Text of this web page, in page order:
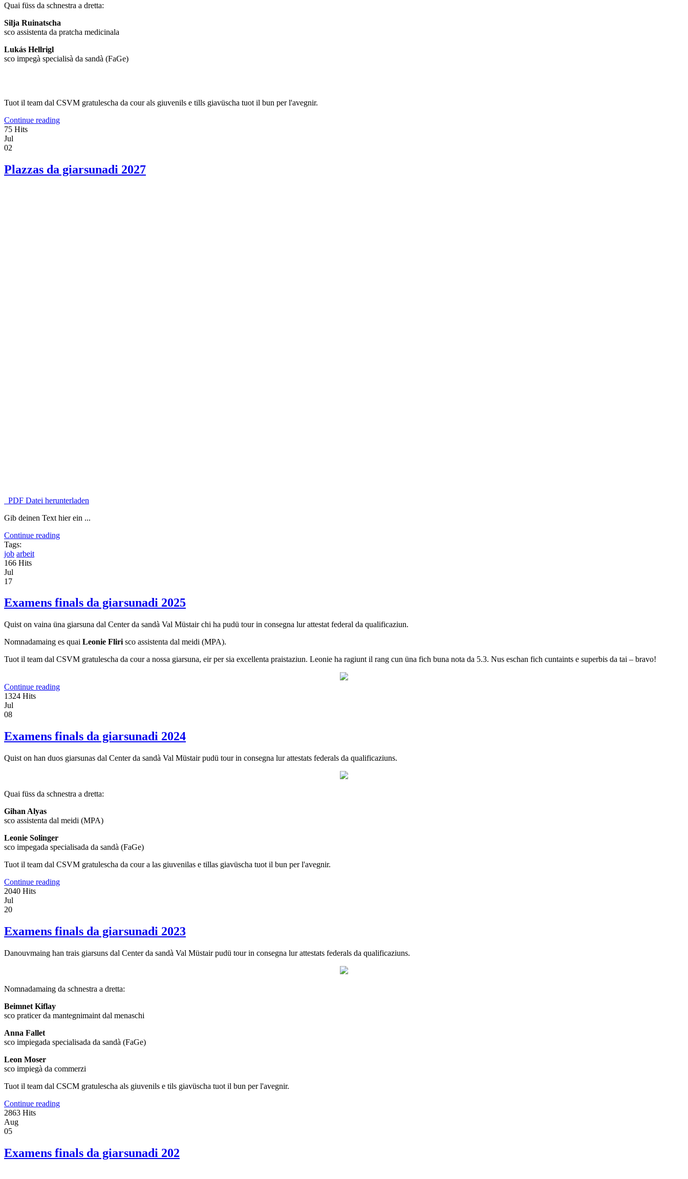
Quai füss da schnestra a dretta:
Silja Ruinatscha
sco assistenta da pratcha medicinala
Lukás Hellrigl
sco impegà specialisà da sandà (FaGe)
Tuot il team dal CSVM gratulescha da cour als giuvenils e tills giavüscha tuot il bun per l'avegnir.
Continue reading
75 Hits
Jul
02
Plazzas da giarsunadi 2027
PDF Datei herunterladen
Gib deinen Text hier ein ...
Continue reading
Tags:
job arbeit
166 Hits
Jul
17
Examens finals da giarsunadi 2025
Quist on vaina üna giarsuna dal Center da sandà Val Müstair chi ha pudü tour in consegna lur attestat federal da qualificaziun.
Nomnadamaing es quai Leonie Fliri sco assistenta dal meidi (MPA).
Tuot il team dal CSVM gratulescha da cour a nossa giarsuna, eir per sia excellenta praistaziun. Leonie ha ragiunt il rang cun üna fich buna nota da 5.3. Nus eschan fich cuntaints e superbis da tai – bravo!
Continue reading
1324 Hits
Jul
08
Examens finals da giarsunadi 2024
Quist on han duos giarsunas dal Center da sandà Val Müstair pudü tour in consegna lur attestats federals da qualificaziuns.
Quai füss da schnestra a dretta:
Gihan Alyas
sco assistenta dal meidi (MPA)
Leonie Solinger
sco impegada specialisada da sandà (FaGe)
Tuot il team dal CSVM gratulescha da cour a las giuvenilas e tillas giavüscha tuot il bun per l'avegnir.
Continue reading
2040 Hits
Jul
20
Examens finals da giarsunadi 2023
Danouvmaing han trais giarsuns dal Center da sandà Val Müstair pudü tour in consegna lur attestats federals da qualificaziuns.
Nomnadamaing da schnestra a dretta:
Beimnet Kiflay
sco praticer da mantegnimaint dal menaschi
Anna Fallet
sco impiegada specialisada da sandà (FaGe)
Leon Moser
sco impiegà da commerzi
Tuot il team dal CSCM gratulescha als giuvenils e tils giavüscha tuot il bun per l'avegnir.
Continue reading
2863 Hits
Aug
05
Examens finals da giarsunadi 202